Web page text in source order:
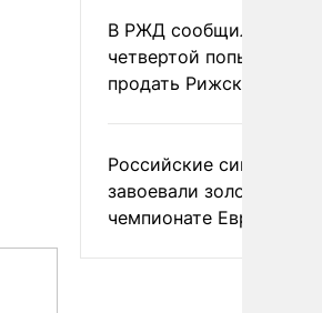
В РЖД сообщили о
четвертой попытке
продать Рижский
Российские
завоевали золото на
чемпионате Европы